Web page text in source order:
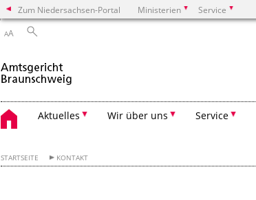
Zum Niedersachsen-Portal Ministerien Service
AA
Aktuelles Wir über uns Service
STARTSEITE KONTAKT